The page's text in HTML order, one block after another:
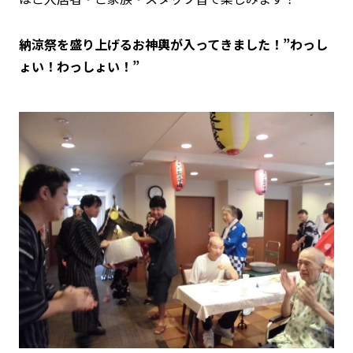
納涼祭を盛り上げるお神輿が入ってきました！”わっし
ょい！わっしょい！”